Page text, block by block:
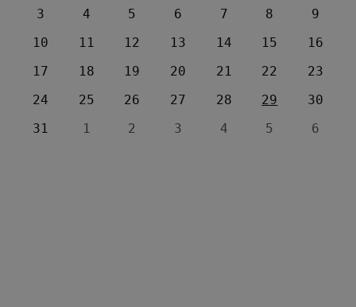
3
4 5 6 7 8
9
10
11 12 13 14 15
16
17
18 19 20 21 22
23
24
25 26 27 28 29
30
31
1 2 3 4 5 6